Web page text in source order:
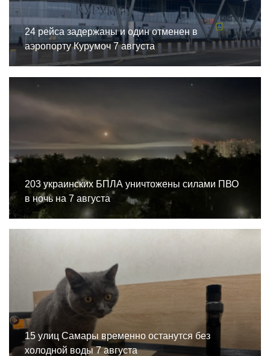
24 рейса задержаны и один отменен в
аэропорту Курумоч 7 августа
203 украинских БПЛА уничтожены силами ПВО
в ночь на 7 августа
15 улиц Самары временно останутся без
холодной воды 7 августа